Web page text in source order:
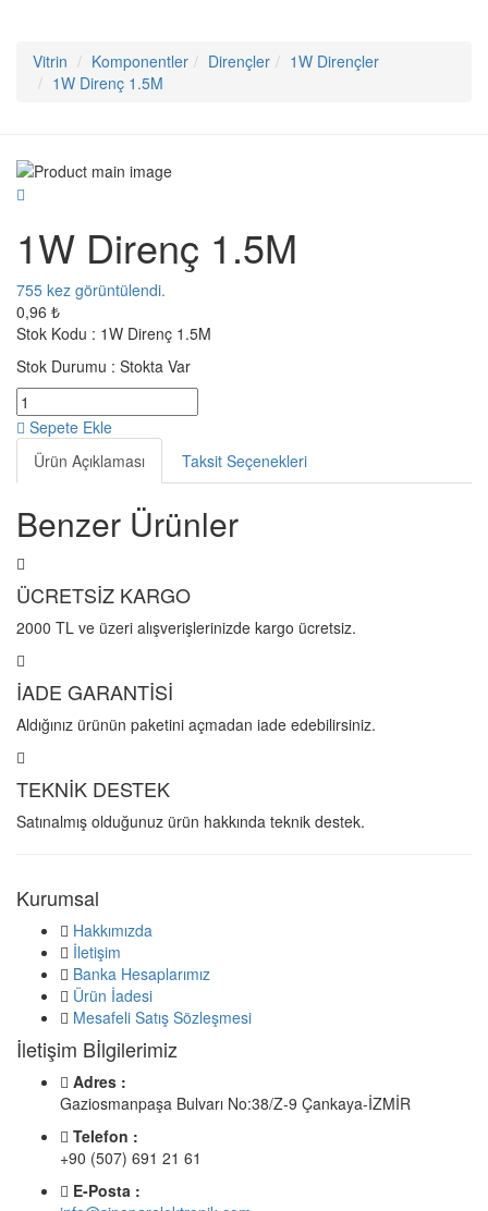
Vitrin Komponentler Dirençler
1W Dirençler
1W Direnç 1.5M
1W Direnç 1.5M
755 kez görüntülendi.
0,96 ₺
Stok Kodu : 1W Direnç 1.5M
Stok Durumu : Stokta Var
Sepete Ekle
Ürün Açıklaması
Taksit Seçenekleri
Benzer Ürünler
ÜCRETSİZ KARGO
2000 TL ve üzeri alışverişlerinizde kargo ücretsiz.
İADE GARANTİSİ
Aldığınız ürünün paketini açmadan iade edebilirsiniz.
TEKNİK DESTEK
Satınalmış olduğunuz ürün hakkında teknik destek.
Kurumsal
Hakkımızda
İletişim
Banka Hesaplarımız
Ürün İadesi
Mesafeli Satış Sözleşmesi
İletişim Bİlgilerimiz
Adres :
Gaziosmanpaşa Bulvarı No:38/Z-9 Çankaya-İZMİR
Telefon :
+90 (507) 691 21 61
E-Posta :